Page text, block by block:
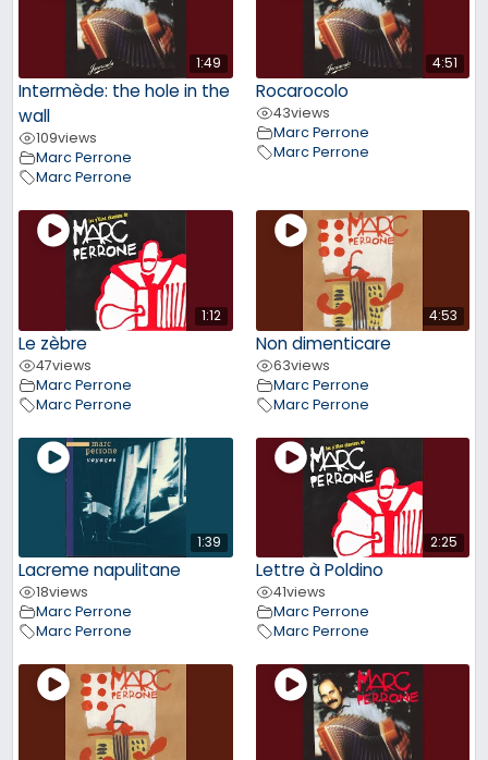
1:49
Intermède: the hole in the
wall
109views
Marc Perrone
Marc Perrone
4:51
Rocarocolo
43views
Marc Perrone
Marc Perrone
1:12
Le zèbre
47views
Marc Perrone
Marc Perrone
4:53
Non dimenticare
63views
Marc Perrone
Marc Perrone
1:39
Lacreme napulitane
18views
Marc Perrone
Marc Perrone
2:25
Lettre à Poldino
41views
Marc Perrone
Marc Perrone